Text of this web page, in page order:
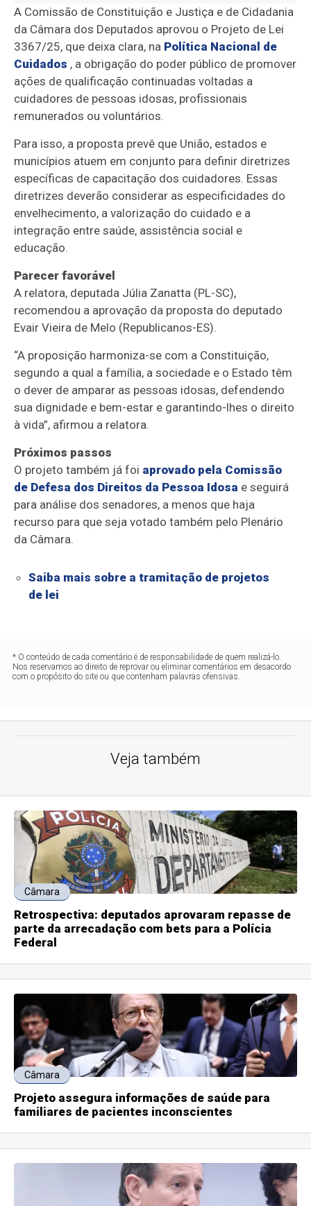
A Comissão de Constituição e Justiça e de Cidadania
da Câmara dos Deputados aprovou o Projeto de Lei
3367/25, que deixa clara, na Política Nacional de
Cuidados , a obrigação do poder público de promover
ações de qualificação continuadas voltadas a
cuidadores de pessoas idosas, profissionais
remunerados ou voluntários.
Para isso, a proposta prevê que União, estados e
municípios atuem em conjunto para definir diretrizes
específicas de capacitação dos cuidadores. Essas
diretrizes deverão considerar as especificidades do
envelhecimento, a valorização do cuidado e a
integração entre saúde, assistência social e
educação.
Parecer favorável
A relatora, deputada Júlia Zanatta (PL-SC),
recomendou a aprovação da proposta do deputado
Evair Vieira de Melo (Republicanos-ES).
“A proposição harmoniza-se com a Constituição,
segundo a qual a família, a sociedade e o Estado têm
o dever de amparar as pessoas idosas, defendendo
sua dignidade e bem-estar e garantindo-lhes o direito
à vida”, afirmou a relatora.
Próximos passos
O projeto também já foi aprovado pela Comissão
de Defesa dos Direitos da Pessoa Idosa e seguirá
para análise dos senadores, a menos que haja
recurso para que seja votado também pelo Plenário
da Câmara.
Saiba mais sobre a tramitação de projetos
de lei
* O conteúdo de cada comentário é de responsabilidade de quem realizá-lo.
Nos reservamos ao direito de reprovar ou eliminar comentários em desacordo
com o propósito do site ou que contenham palavras ofensivas.
Veja também
Câmara
Retrospectiva: deputados aprovaram repasse de
parte da arrecadação com bets para a Polícia
Federal
Câmara
Projeto assegura informações de saúde para
familiares de pacientes inconscientes